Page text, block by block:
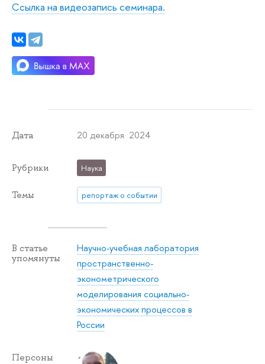
Ссылка на видеозапись семинара.
Дата 20 декабря 2024
Рубрики Наука
Темы репортаж о событии
В статье
упомянуты
Научно-учебная лаборатория
пространственно-
эконометрического
моделирования социально-
экономических процессов в
России
Персоны